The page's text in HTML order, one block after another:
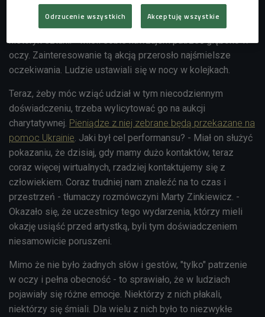
wykonywać żadnych ruchów - mówi Marta Motyl, pisarka i
historyk sztuki. - Mieli sobie nawzajem patrzeć głęboko w
oczy. Zainteresowanie tą akcją przerosło najśmielsze
oczekiwania. Ludzie ustawiali się w nocy w kolejkach.
Teraz, żeby móc wziąć udział w tym niecodziennym
doświadczeniu, trzeba wylicytować go na aukcji
charytatywnej. Pieniądze z niej zebrane będą przekazane na
pomoc Ukrainie. Jaki był cel performansu? - Miał on służyć
pokazaniu, że dzisiaj, gdy mamy dużo kontaktów, teraz
coraz więcej wirtualnych, rzadziej kontaktujemy się z
człowiekiem. Coraz trudniej nam znaleźć na to czas i
przestrzeń - tłumaczy rozmówczyni Marty Zinkiewicz. -
Okazało się, że uczestnicy tego wydarzenia, którzy mieli
okazję usiąść przed artystką, byli tym doświadczeniem
niesamowicie poruszeni.
Mimo że nie było żadnych słów i gestów, "tylko" patrzenie
w oczy i pełna obecność - to sprawiało, że w ludziach
pojawiały się różne emocje. Niektórzy z nich płakali,
niektórzy się śmiali. Dla wielu z nich było to niezwykłe
Odrzucenie wszystkich Akceptuję wszystkie